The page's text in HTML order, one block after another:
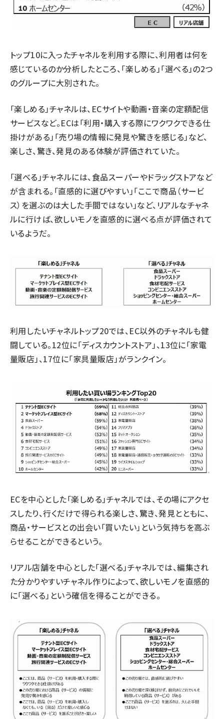
トップ10に入ったチャネルを利用する際に、利用者は何を
感じているのか分析したところ、「楽しめる」「選べる」の2つ
のグループに大別された。
「楽しめる」チャネルは、ECサイトや動画・音楽の定額配信
サービスなど。ECは「利用・購入する際にワクワクできる仕
掛けがある」「売り場の情報に発見や驚きを感じる」など、
楽しさ、驚き、発見のある体験が評価されていた。
「選べる」チャネルには、食品スーパーやドラッグストアなど
が含まれる。「直感的に選びやすい」「ここで商品（サービ
ス）を選ぶのは大した手間ではない」など、リアルなチャネ
ルに行けば、欲しいモノを直感的に選べる点が評価されて
いるようだ。
利用したいチャネルトップ20では、EC以外のチャネルも健
闘している。12位に「ディスカウントストア」、13位に「家電
量販店」、17位に「家具量販店」がランクイン。
ECを中心とした「楽しめる」チャネルでは、その場にアクセ
スしたり、行くだけで得られる楽しさ、驚き、発見とともに、
商品・サービスとの出会い「買いたい」という気持ちを高ぶ
らせることができるという。
リアル店舗を中心とした「選べる」チャネルでは、編集され
た分かりやすいチャネル作りによって、欲しいモノを直感的
に「選べる」という確信を得ることができる。